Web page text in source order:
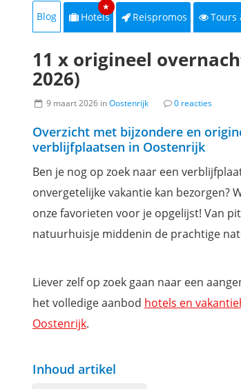
Blog Hotels
★
Reispromos Tours
11 x origineel
2026)
9 maart 2026 inOostenrijk 0 reacties
Overzicht met bijzondere en
verblijfplaatsen in Oostenrijk
Ben je nog op zoek naar een
onvergetelijke vakantie kan bezorgen?
onze favorieten voor je opgelijst! Van
natuurhuisje middenin de prachtige
Liever zelf op zoek gaan naar een
het volledige aanbod hotels en
Oostenrijk.
Inhoud artikel